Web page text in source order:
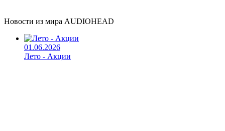
Новости из мира AUDIOHEAD
01.06.2026
Лето - Акции